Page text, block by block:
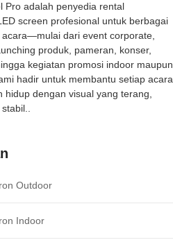
Pro adalah penyedia rental
screen profesional untuk berbagai
acara—mulai dari event corporate,
produk, pameran, konser,
kegiatan promosi indoor maupun
hadir untuk membantu setiap acara
hidup dengan visual yang terang,
Outdoor
Indoor